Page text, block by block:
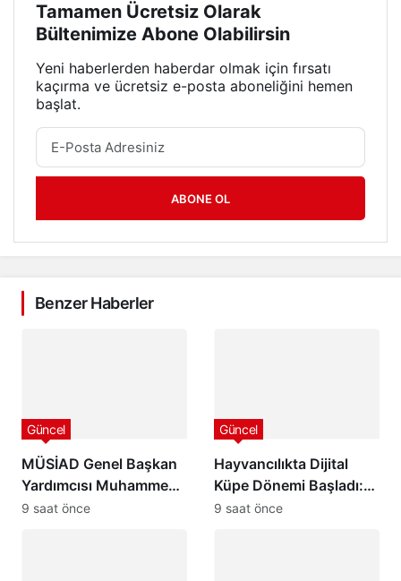
Tamamen Ücretsiz Olarak
Bültenimize Abone Olabilirsin
Yeni haberlerden haberdar olmak için fırsatı
kaçırma ve ücretsiz e-posta aboneliğini hemen
başlat.
ABONE OL
Benzer Haberler
MÜSİAD Genel Başkan
Yardımcısı Muhammed
Selim Başdemir’den
Güncel
9 saat önce
Hayvancılıkta Dijital
Küpe Dönemi Başladı:
GEKİS İlk Kez Kars’ta
Güncel
9 saat önce